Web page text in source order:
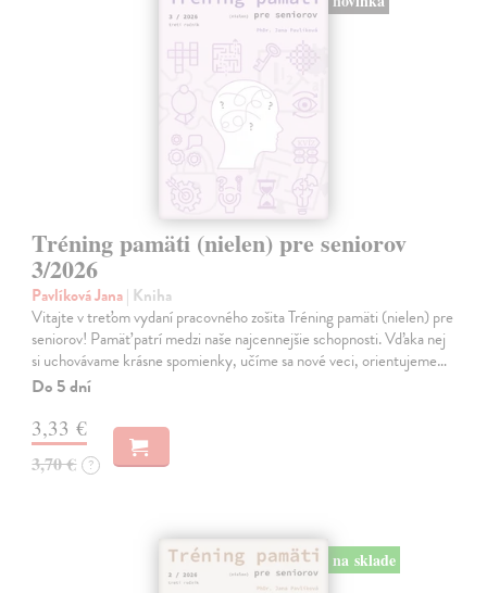
Tréning pamäti (nielen) pre seniorov
3/2026
Pavlíková Jana| Kniha
Vitajte v treťom vydaní pracovného zošita Tréning pamäti (nielen) pre
seniorov! Pamäť patrí medzi naše najcennejšie schopnosti. Vďaka nej
si uchovávame krásne spomienky, učíme sa nové veci, orientujeme…
Do 5 dní
3,33 €
3,70 € ?
na sklade